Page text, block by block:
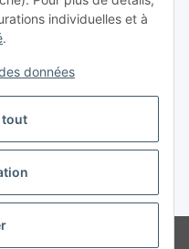
tout
individuelles et à
.
données
à la section §25a du German
port